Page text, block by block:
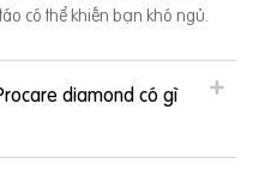
có thể khiến bạn khó ngủ.
diamond có gì